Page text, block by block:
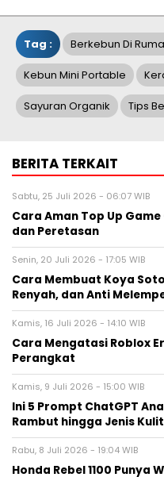
Tag : Berkebun Di
Kebun Mini Portable
Sayuran Organik Tips
BERITA TERKAIT
Sabtu, 25 Juli 2026 - 06:07 WIB
Cara Aman Top Up
dan Peretasan
Senin, 20 Juli 2026 - 17:05 WIB
Cara Membuat Koya
Renyah, dan Anti
Kamis, 16 Juli 2026 - 14:10 WIB
Cara Mengatasi Roblox
Perangkat
Kamis, 9 Juli 2026 - 15:00 WIB
Ini 5 Prompt ChatGPT
Rambut hingga Jenis Kulit
Rabu, 8 Juli 2026 - 19:04 WIB
Honda Rebel 1100 Punya